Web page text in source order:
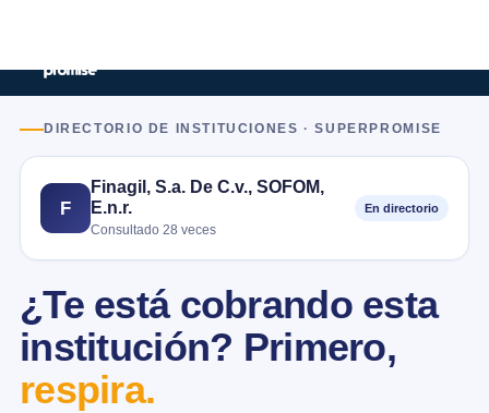
DIRECTORIO DE INSTITUCIONES · SUPERPROMISE
F
Finagil, S.a. De C.v., SOFOM,
E.n.r.
Consultado 28 veces
En directorio
¿Te está cobrando esta
institución? Primero,
respira.